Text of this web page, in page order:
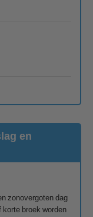
en
zonovergoten dag
broek worden